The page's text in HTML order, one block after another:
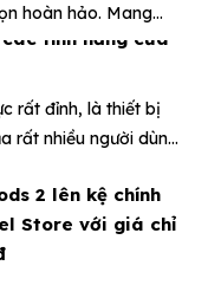
hoàn hảo. Mang
tuyệt đối, chúng
là giải pháp toàn
kiến của những
thì tính năng của
được bổ sung để làm
một chiếc laptop
2 lên kệ chính
Store với giá chỉ
AirPods 2 lên kệ
thống các siêu thị của
hơn 1 tháng ra mắt.
bạn đã có
phó” với thời
cô nàng yêu